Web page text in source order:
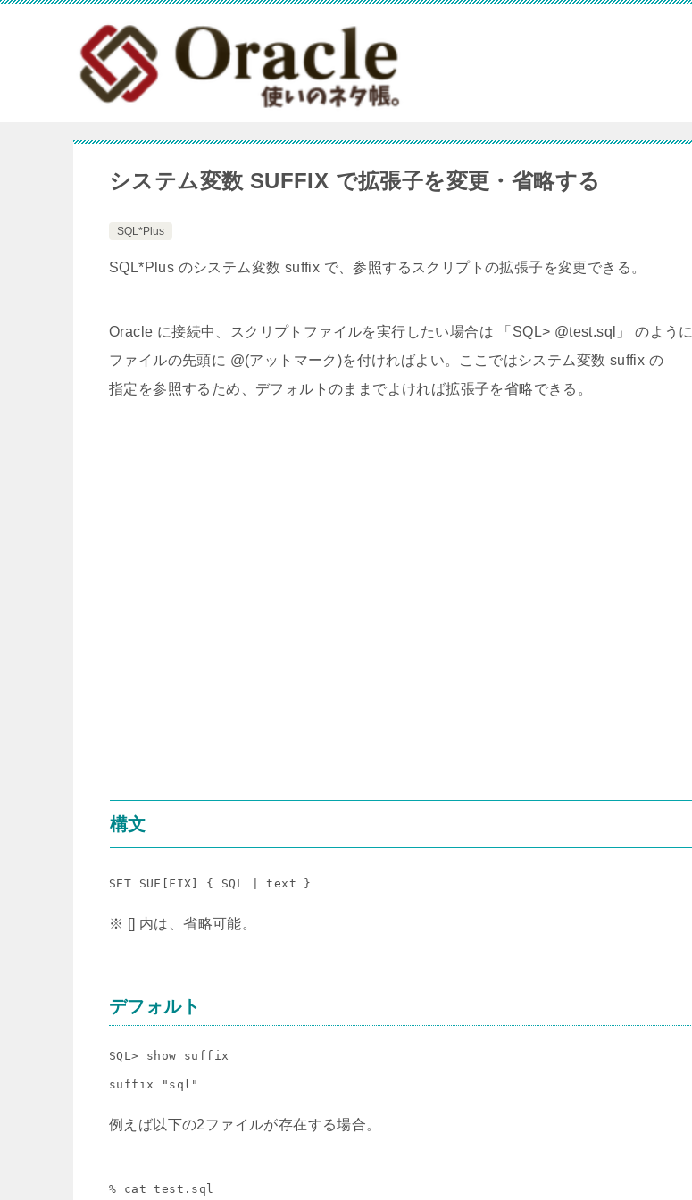
システム変数 SUFFIX で拡張子を変更・省略する
SQL*Plus
SQL*Plus のシステム変数 suffix で、参照するスクリプトの拡張子を変更できる。
Oracle に接続中、スクリプトファイルを実行したい場合は 「SQL> @test.sql」 のように
ファイルの先頭に @(アットマーク)を付ければよい。ここではシステム変数 suffix の
指定を参照するため、デフォルトのままでよければ拡張子を省略できる。
構文
SET SUF[FIX] { SQL | text }
※ [] 内は、省略可能。
デフォルト
SQL> show suffix
例えば以下の2ファイルが存在する場合。
% cat test.sql